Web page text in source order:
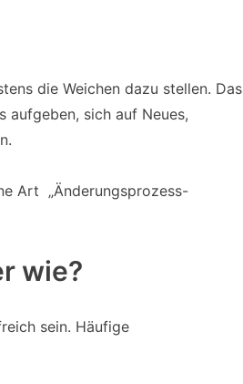
die Weichen dazu stellen. Das
aufgeben, sich auf Neues,
Art „Änderungsprozess-
wie?
sein. Häufige